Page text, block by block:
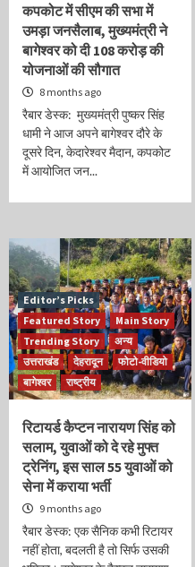
कपकोट में सीएम की सभा में
उमड़ा जनसैलाब, मुख्यमंत्री ने
बागेश्वर को दी 108 करोड़ की
योजनाओं की सौगात
8 months ago
रैबार डेस्क: मुख्यमंत्री पुष्कर सिंह
धामी ने आज अपने बागेश्वर दौरे के
दूसरे दिन, केदारेश्वर मैदान, कपकोट
में आयोजित जन...
Editor’s Picks
Featured Story
Main Story
Trending Story
अन्य
उत्तराखंड
देहरादून
फोटो-वीडियो
बागेश्वर
राष्ट्रीय
रिटायर्ड कैप्टन नारायण सिंह को
सलाम, युवाओं को दे रहे मुफ्त
ट्रेनिंग, इस साल 55 युवाओं को
सेना में कराया भर्ती
9 months ago
रैबार डेस्क: एक सैनिक कभी रिटायर
नहीं होता, बदलती है तो सिर्फ उसकी